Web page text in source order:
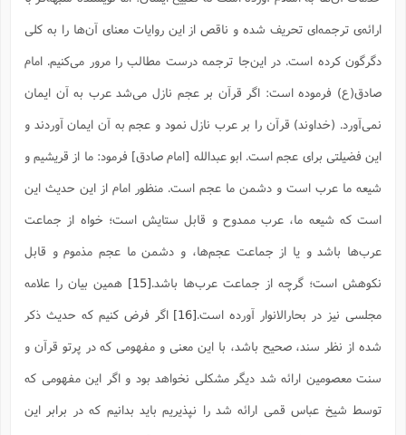
ارائه‌ی ترجمه‌ای تحریف شده و ناقص از این روایات معنای آن‌ها را به کلی
دگرگون کرده است. در این‌جا ترجمه درست مطالب را مرور می‌کنیم. امام
صادق(ع) فرموده است: اگر قرآن بر عجم نازل می‌شد عرب به آن ایمان
نمی‌آورد. (خداوند) قرآن را بر عرب نازل نمود و عجم به آن ایمان آوردند و
این فضیلتی برای عجم است. ابو عبدالله [امام صادق] فرمود: ما از قریشیم و
شیعه ما عرب است و دشمن ما عجم است. منظور امام از این حدیث این
است که شیعه ما، عرب ممدوح و قابل ستایش است؛ خواه از جماعت
عرب‌ها باشد و یا از جماعت عجم‌ها، و دشمن ما عجم مذموم و قابل
نکوهش است؛ گرچه از جماعت عرب‌ها باشد.[15]
همین بیان را علامه
مجلسی نیز در بحارالانوار آورده است.[16]
اگر فرض کنیم که حدیث ذکر
شده از نظر سند، صحیح باشد، با این معنی و مفهومی که در پرتو قرآن و
سنت معصومین ارائه شد دیگر مشکلی نخواهد بود و اگر این مفهومی که
توسط شیخ عباس قمی ارائه شد را نپذیریم باید بدانیم که در برابر این